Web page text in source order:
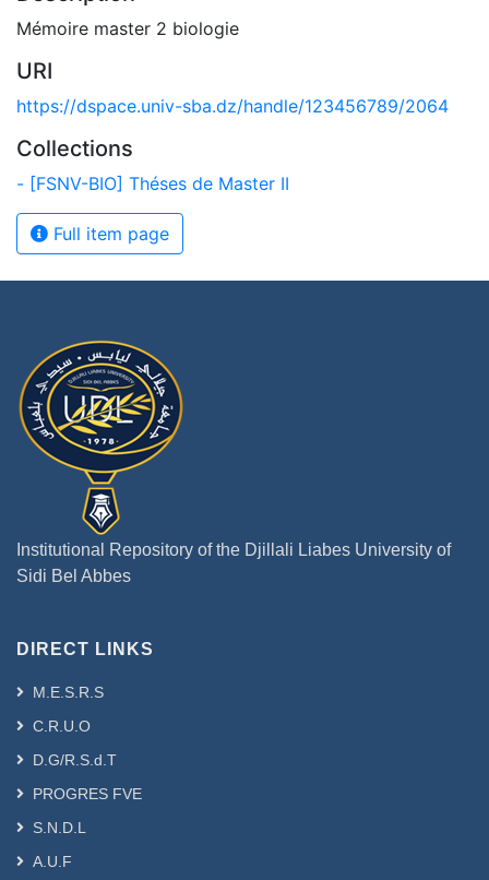
Mémoire master 2 biologie
URI
https://dspace.univ-sba.dz/handle/123456789/2064
Collections
- [FSNV-BIO] Théses de Master II
Full item page
Institutional Repository of the Djillali Liabes University of
Sidi Bel Abbes
DIRECT LINKS
M.E.S.R.S
C.R.U.O
D.G/R.S.d.T
PROGRES FVE
S.N.D.L
A.U.F